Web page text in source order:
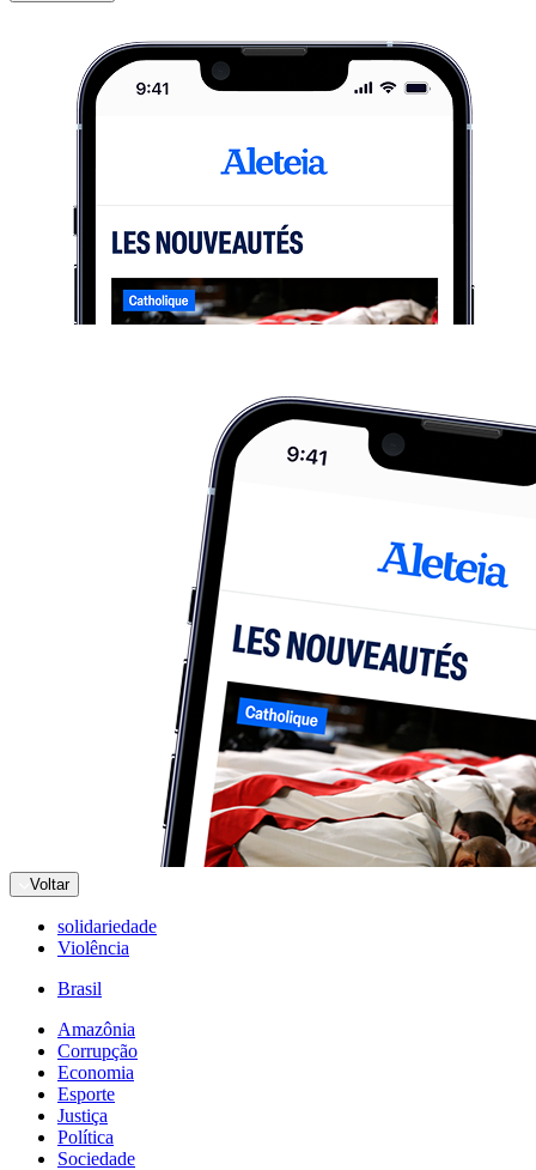
Voltar
solidariedade
Violência
Brasil
Amazônia
Corrupção
Economia
Esporte
Justiça
Política
Sociedade